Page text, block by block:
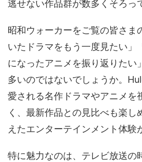
逃せない作品群が数多くそろっ
昭和ウォーカーをご覧の皆さま
いたドラマをもう一度見たい」
になったアニメを振り返りたい
多いのではないでしょうか。
愛される名作ドラマやアニメを
く、最新作品との見比べも楽し
えたエンターテインメント体験
特に魅力なのは、テレビ放送の